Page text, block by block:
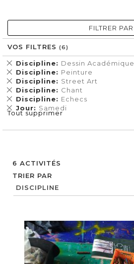
6 ACTIVITÉS
TRIER PAR
FILTRER PAR
VOS FILTRES
Discipline Dessin Académique
Supprimer
cet
Élément
Discipline Peinture
Supprimer
cet
Élément
Discipline Street Art
Supprimer
cet
Élément
Discipline Chant
Supprimer
cet
Élément
Discipline Echecs
Supprimer
cet
Élément
Jour Samedi
Supprimer
cet
Tout supprimer